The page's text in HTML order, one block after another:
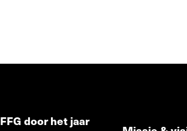
FFG door het jaar